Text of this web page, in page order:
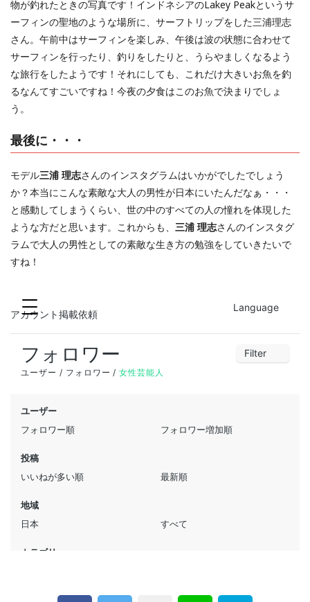
物が釣れたときの写真です！インドネシアのLakey Peakというサ
ーフィンの聖地のような場所に、サーフトリップをした三浦理志
さん。午前中はサーフィンを楽しみ、午後は波の状態に合わせて
サーフィンを行ったり、釣りをしたりと、うらやましくなるよう
な旅行をしたようです！それにしても、これだけ大きいお魚を釣
るなんてすごいですね！今夜の夕食はこのお魚で決まりでしょ
う。
最後に・・・
モデル三浦 理志さんのインスタグラムはいかがでしたでしょう
か？本当にこんな素敵な大人の男性が日本にいたんだなぁ・・・
と感動してしまうくらい、世の中のすべての人の憧れを体現した
ような方だと思います。これからも、 三浦 理志さんのインスタグ
ラムで大人の男性としての素敵な生き方の勉強をしていきたいで
すね！